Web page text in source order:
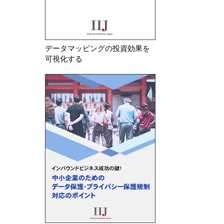
データマッピングの投資効果を
可視化する